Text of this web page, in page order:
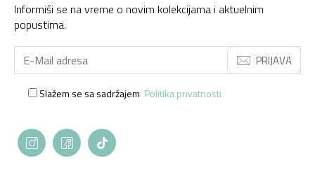
Informiši se na vreme o novim kolekcijama i aktuelnim
popustima.
PRIJAVA
Slažem se sa sadržajem Politika privatnosti